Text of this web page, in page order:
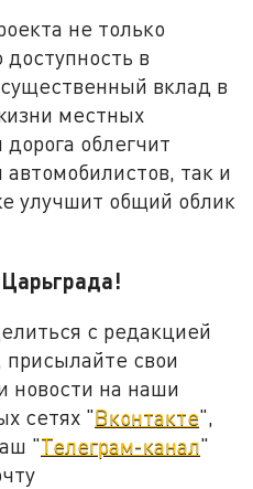
не только
в
вклад в
местных
облегчит
так и
улучшит общий облик
с редакцией
присылайте свои
новости на наши
сетях "Вконтакте",
"Телеграм-канал"